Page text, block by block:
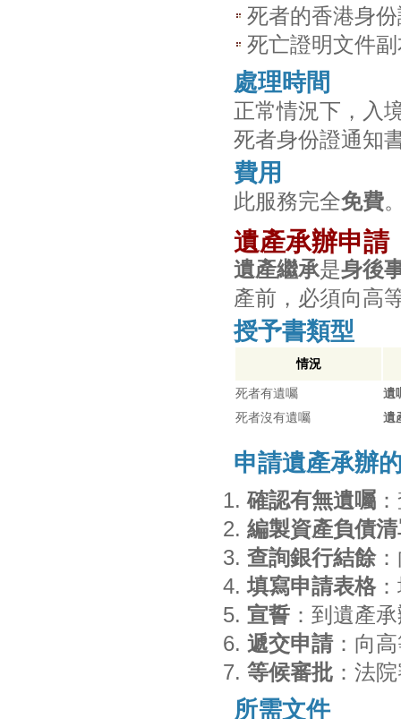
死者的香港身
死亡證明文件
處理時間
正常情況下，入
死者身份證通知
費用
此服務完全免費
遺產承辦申請
遺產繼承是身後
產前，必須向高
授予書類型
情況
死者有遺囑
遺
死者沒有遺囑
遺
申請遺產承辦
確認有無遺囑
編製資產負債
查詢銀行結餘
填寫申請表格
宣誓 ：到遺產
遞交申請：向
等候審批 ：法
所需文件